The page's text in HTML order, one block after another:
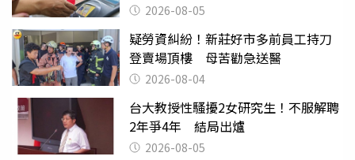
2026-08-05
疑勞資糾紛！新莊好市多前員工持刀
登賣場頂樓 母苦勸急送醫
2026-08-04
台大教授性騷擾2女研究生！不服解聘
2年爭4年 結局出爐
2026-08-05